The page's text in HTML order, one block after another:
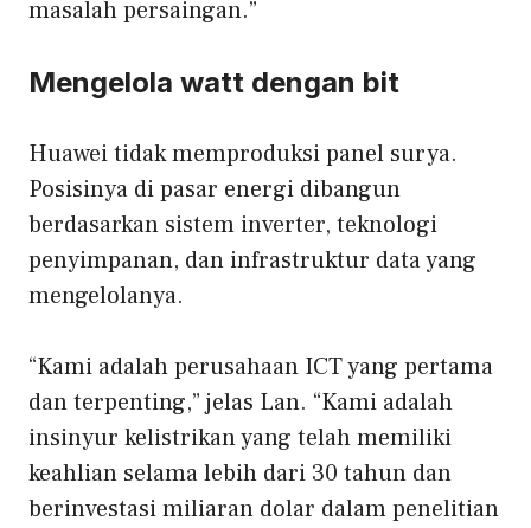
masalah persaingan.”
Mengelola watt dengan bit
Huawei tidak memproduksi panel surya.
Posisinya di pasar energi dibangun
berdasarkan sistem inverter, teknologi
penyimpanan, dan infrastruktur data yang
mengelolanya.
“Kami adalah perusahaan ICT yang pertama
dan terpenting,” jelas Lan. “Kami adalah
insinyur kelistrikan yang telah memiliki
keahlian selama lebih dari 30 tahun dan
berinvestasi miliaran dolar dalam penelitian